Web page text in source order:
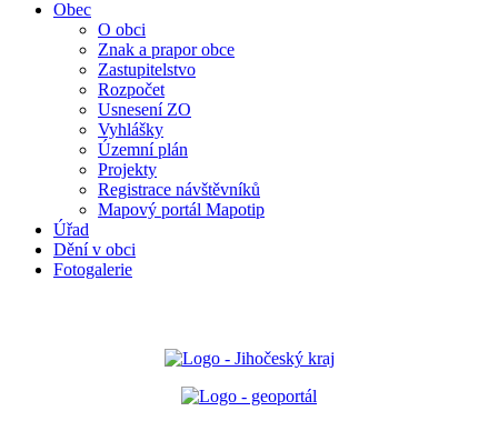
Obec
O obci
Znak a prapor obce
Zastupitelstvo
Rozpočet
Usnesení ZO
Vyhlášky
Územní plán
Projekty
Registrace návštěvníků
Mapový portál Mapotip
Úřad
Dění v obci
Fotogalerie